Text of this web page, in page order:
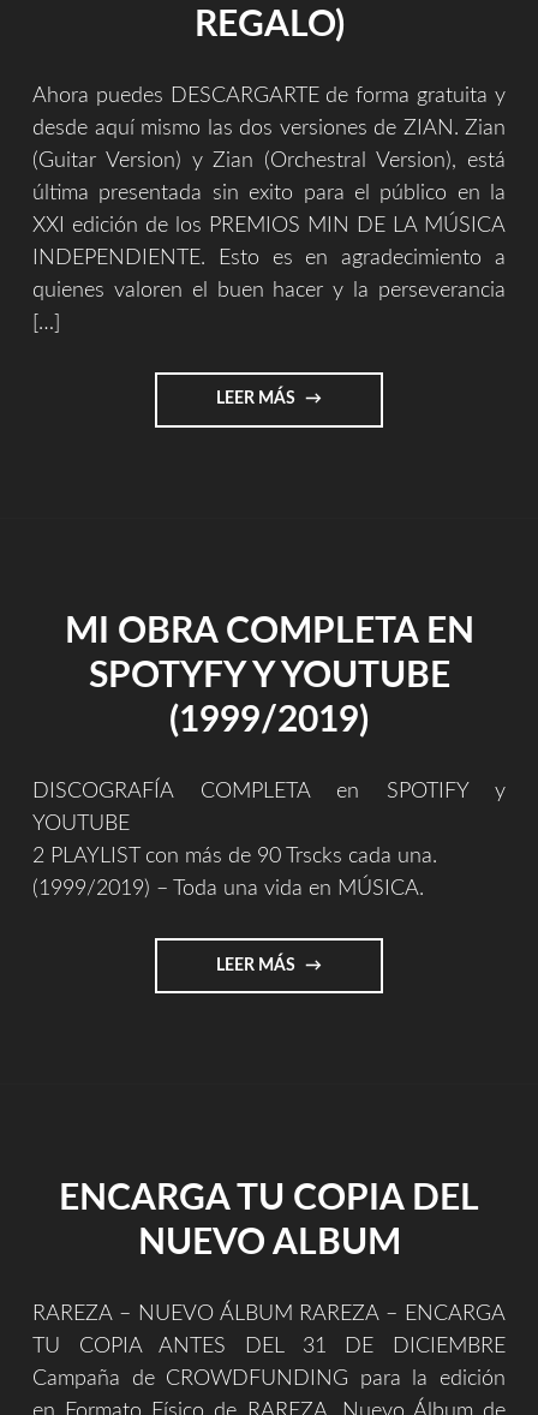
REGALO)
Ahora puedes DESCARGARTE de forma gratuita y
desde aquí mismo las dos versiones de ZIAN. Zian
(Guitar Version) y Zian (Orchestral Version), está
última presentada sin exito para el público en la
XXI edición de los PREMIOS MIN DE LA MÚSICA
INDEPENDIENTE. Esto es en agradecimiento a
quienes valoren el buen hacer y la perseverancia
[…]
LEER MÁS "DESCARGA
GRATUITA
MI OBRA COMPLETA EN
SPOTYFY Y YOUTUBE
(1999/2019)
DISCOGRAFÍA COMPLETA en SPOTIFY y
YOUTUBE
2 PLAYLIST con más de 90 Trscks cada una.
(1999/2019) – Toda una vida en MÚSICA.
LEER MÁS "MI
OBRA
ENCARGA TU COPIA DEL
NUEVO ALBUM
RAREZA – NUEVO ÁLBUM RAREZA – ENCARGA
TU COPIA ANTES DEL 31 DE DICIEMBRE
Campaña de CROWDFUNDING para la edición